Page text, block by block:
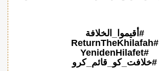
#أقيموا_الخلافة
#ReturnTheKhilafah
#YenidenHilafet
#خلافت_کو_قائم_کرو